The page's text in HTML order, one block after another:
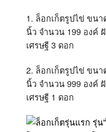
1. ล็อกเก็ตรูปไข่ ขน
นิ้ว จำนวน 199 องค์
เศรษฐี 3 ดอก
2. ล็อกเก็ตรูปไข่ ขนา
นิ้ว จำนวน 999 องค์
เศรษฐี 1 ดอก